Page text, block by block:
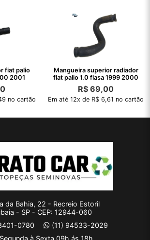
fiat palio
2001
no cartão
Mangueira superior radiador
fiat palio 1.0 fiasa 1999 2000
R$ 69,00
Em até 12x de R$ 6,61 no cartão
da Bahia, 22 - Recreio Estoril
- SP - CEP: 12944-060
0780
(11) 94533-2029